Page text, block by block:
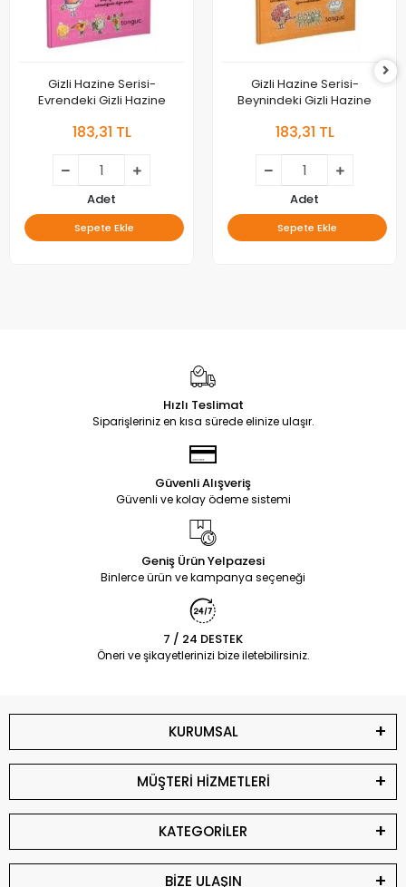
Gizli Hazine Serisi-
Evrendeki Gizli Hazine
183,31 TL
Adet
Sepete Ekle
Gizli Hazine Serisi-
Beynindeki Gizli Hazine
183,31 TL
Adet
Sepete Ekle
Hızlı Teslimat
Siparişleriniz en kısa sürede elinize ulaşır.
Güvenli Alışveriş
Güvenli ve kolay ödeme sistemi
Geniş Ürün Yelpazesi
Binlerce ürün ve kampanya seçeneği
7 / 24 DESTEK
Öneri ve şikayetlerinizi bize iletebilirsiniz.
KURUMSAL
MÜŞTERİ HİZMETLERİ
KATEGORİLER
BİZE ULAŞIN